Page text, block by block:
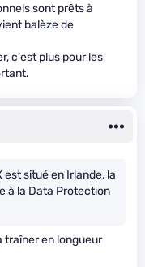
sont prêts à
balèze de
c'est plus pour les
est situé en Irlande, la
à la Data Protection
traîner en longueur